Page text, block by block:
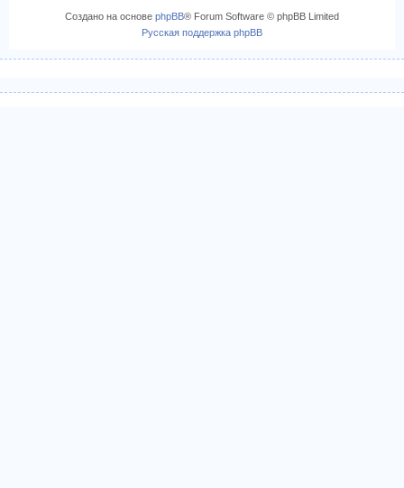
Создано на основе phpBB® Forum Software © phpBB Limited
Русская поддержка phpBB